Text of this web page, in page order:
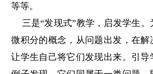
等等。
三是“发现式”教学，启发学生。
微积分的概念，从问题出发，在解
让学生自己将它们发现出来。引导